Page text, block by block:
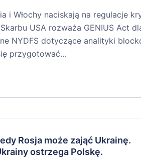
i Włochy naciskają na regulacje
USA rozważa GENIUS Act
NYDFS dotyczące analityki
przygotować…
Rosja może zająć Ukrainę.
ostrzega Polskę.